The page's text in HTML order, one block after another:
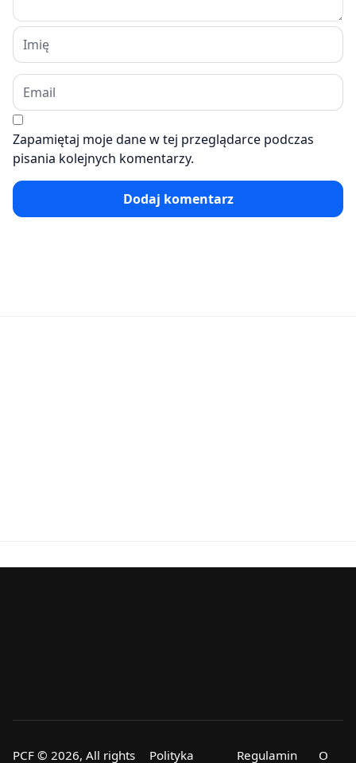
Zapamiętaj moje dane w tej przeglądarce podczas
pisania kolejnych komentarzy.
Dodaj komentarz
PCF © 2026, All rights Polityka Regulamin O